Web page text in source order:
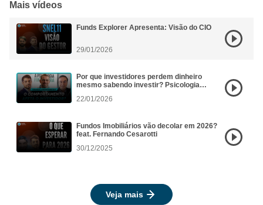
Mais vídeos
Funds Explorer Apresenta: Visão do CIO
29/01/2026
Por que investidores perdem dinheiro
mesmo sabendo investir? Psicologia
22/01/2026
Fundos Imobiliários vão decolar em 2026?
feat. Fernando Cesarotti
30/12/2025
Veja mais